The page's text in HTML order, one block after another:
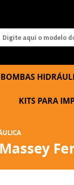
BOMBAS
KITS PARA